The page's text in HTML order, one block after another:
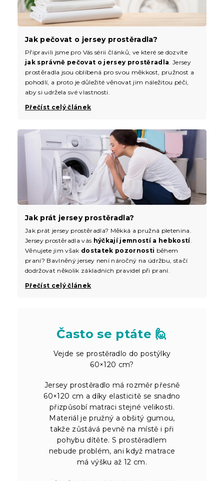
Jak prát jersey prostěradla?
Jak prát jersey prostěradla? Měkká a pružná pletenina.
Jersey prostěradla vás hýčkají jemností a hebkostí.
Věnujete jim však dostatek pozornosti během
praní? Bavlněný jersey není náročný na údržbu, stačí
dodržovat několik základních pravidel při praní.
Přečíst celý článek
Jak pečovat o jersey prostěradla?
Připravili jsme pro Vás sérii článků, ve které se dozvíte
jak správně pečovat o jersey prostěradla . Jersey
prostěradla jsou oblíbená pro svou měkkost, pružnost a
pohodlí, a proto je důležité věnovat jim náležitou péči,
aby si udržela své vlastnosti.
Přečíst celý článek
Často se ptáte 🙋
Vejde se prostěradlo do postýlky
60×120 cm?
Jersey prostěradlo má rozměr přesně
60×120 cm a díky elasticitě se snadno
přizpůsobí matraci stejné velikosti.
Materiál je pružný a obšitý gumou,
takže zůstává pevně na místě i při
pohybu dítěte. S prostěradlem
nebude problém, ani když matrace
má výšku až 12 cm.